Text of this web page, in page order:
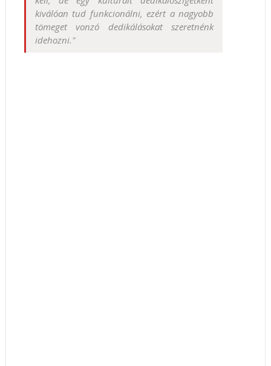
kiválóan tud funkcionálni, ezért a nagyobb
tömeget vonzó dedikálásokat szeretnénk
idehozni."